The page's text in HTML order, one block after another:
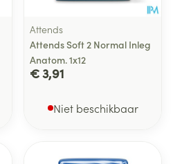
Attends
Attends Soft 2 Normal Inleg
Anatom. 1x12
€ 3,91
Niet beschikbaar